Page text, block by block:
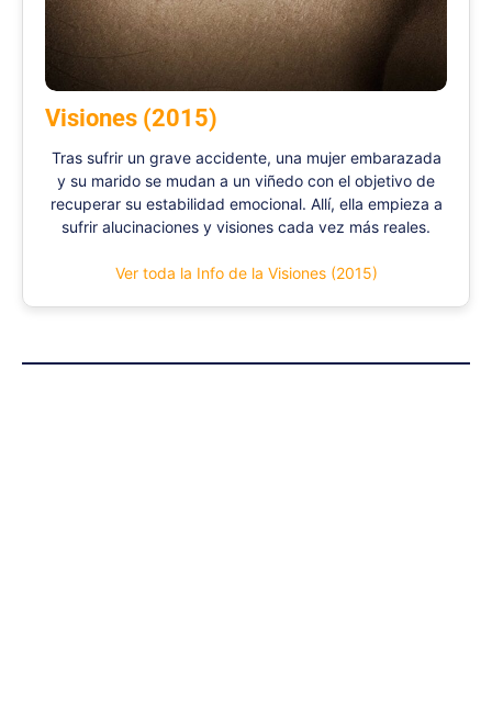
Visiones (2015)
Tras sufrir un grave accidente, una mujer embarazada
y su marido se mudan a un viñedo con el objetivo de
recuperar su estabilidad emocional. Allí, ella empieza a
sufrir alucinaciones y visiones cada vez más reales.
Ver toda la Info de la Visiones (2015)